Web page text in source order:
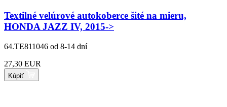
Textilné velúrové autokoberce šité na mieru,
HONDA JAZZ IV, 2015->
64.TE811046 od 8-14 dní
27,30 EUR
Kúpiť